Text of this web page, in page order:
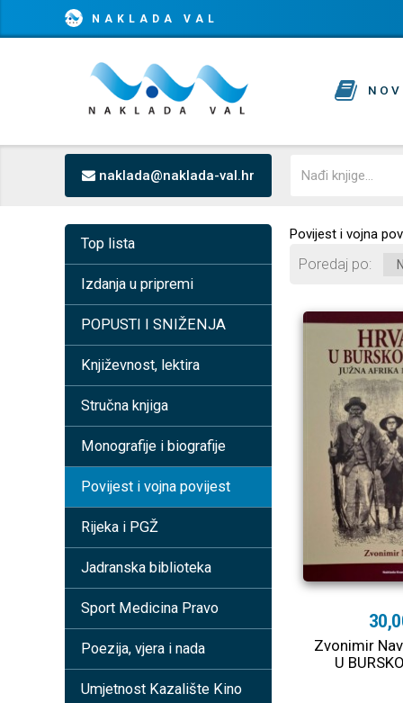
NAKLADA VAL
naklada@naklada-val.hr
Povijest i vojna
Poredaj po
Zvonimir
U
Top lista
Izdanja u pripremi
POPUSTI I SNIŽENJA
Književnost, lektira
Stručna knjiga
Monografije i biografije
Povijest i vojna povijest
Rijeka i PGŽ
Jadranska biblioteka
Sport Medicina Pravo
Poezija, vjera i nada
Umjetnost Kazalište Kino